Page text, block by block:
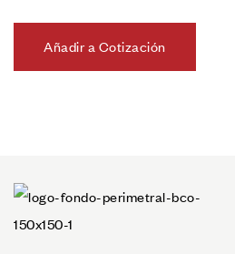
Añadir a Cotización